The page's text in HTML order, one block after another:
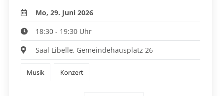
Mo, 29. Juni 2026
18:30 - 19:30 Uhr
Saal Libelle, Gemeindehausplatz 26
Musik Konzert